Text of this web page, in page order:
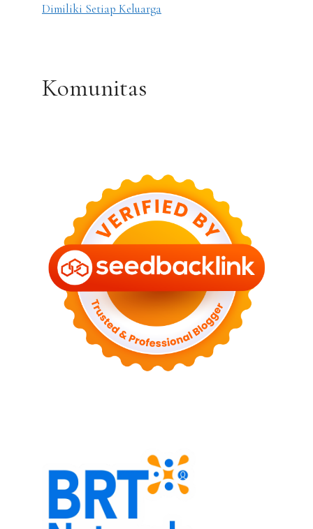
Dimiliki Setiap Keluarga
Komunitas